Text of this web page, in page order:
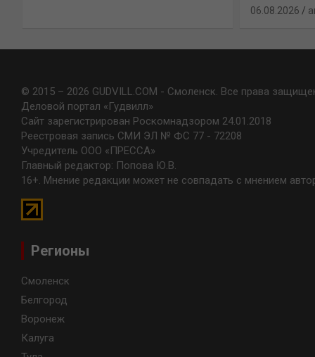
06.08.2026
© 2015 – 2026 GUDVILL.COM - Смоленск. Все права
Деловой портал «Гудвилл»
Сайт зарегистрирован Роскомнадзором 24.01.2018
Реестровая запись СМИ ЭЛ № ФС 77 - 72208
Учредитель ООО «ПРЕССА»
Главный редактор: Попова Ю.В.
16+. Мнение редакции может не совпадать с мнением
Регионы
Смоленск
Белгород
Воронеж
Калуга